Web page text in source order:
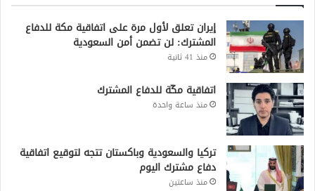
إيران تعلق لأول مرة على اتفاقية مكة للدفاع
المشترك: لن تضمن أمن السعودية
منذ 41 ثانية
اتفاقية مكّة للدفاع المشترك
منذ ساعة واحدة
تركيا والسعودية وباكستان تتجه لتوقيع اتفاقية
دفاع مشترك اليوم
منذ ساعتين